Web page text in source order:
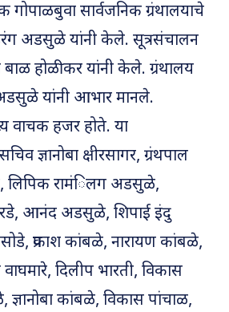
गोपाळबुवा सार्वजनिक ग्रंथालयाचे
अडसुळे यांनी केले. सूत्रसंचालन
होळीकर यांनी केले. ग्रंथालय
यांनी आभार मानले.
वाचक हजर होते. या
ज्ञानोबा क्षीरसागर, ग्रंथपाल
रामंिलग अडसुळे,
आनंद अडसुळे, शिपाई इंदु
प्रकाश कांबळे, नारायण कांबळे,
दिलीप भारती, विकास
कांबळे, विकास पांचाळ,